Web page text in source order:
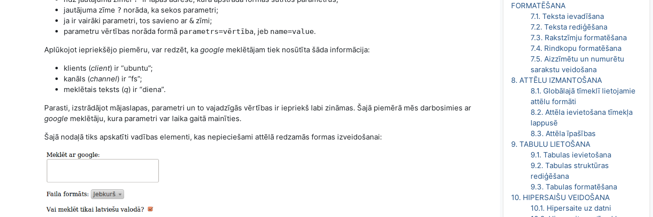
FORMATĒŠANA
7.1. Teksta ievadīšana
7.2. Teksta rediģēšana
7.3. Rakstzīmju formatēšana
7.4. Rindkopu formatēšana
7.5. Aizzīmētu un numurētu
sarakstu veidošana
8. ATTĒLU IZMANTOŠANA
8.1. Globālajā tīmeklī lietojamie
attēlu formāti
8.2. Attēla ievietošana tīmekļa
lappusē
8.3. Attēla īpašības
9. TABULU LIETOŠANA
9.1. Tabulas ievietošana
9.2. Tabulas struktūras
rediģēšana
9.3. Tabulas formatēšana
10. HIPERSAIŠU VEIDOŠANA
10.1. Hipersaite uz datni
jautājuma zīme ? norāda, ka sekos parametri;
ja ir vairāki parametri, tos savieno ar & zīmi;
parametru vērtības norāda formā parametrs=vērtība, jeb name=value.
Aplūkojot iepriekšējo piemēru, var redzēt, ka google meklētājam tiek nosūtīta šāda informācija:
klients (client) ir “ubuntu”;
kanāls (channel) ir “fs”;
meklētais teksts (q) ir “diena”.
Parasti, izstrādājot mājaslapas, parametri un to vajadzīgās vērtības ir iepriekš labi zināmas. Šajā piemērā mēs darbosimies ar
google meklētāju, kura parametri var laika gaitā mainīties.
Šajā nodaļā tiks apskatīti vadības elementi, kas nepieciešami attēlā redzamās formas izveidošanai: